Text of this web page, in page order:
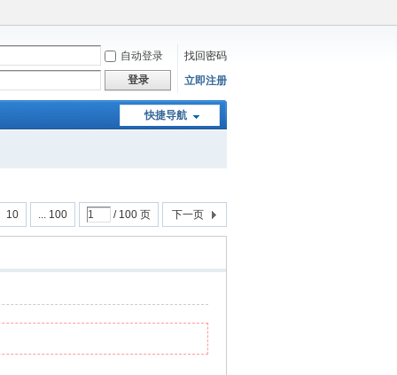
自动登录
找回密码
登录
立即注册
快捷导航
10 ... 100 / 100 页 下一页